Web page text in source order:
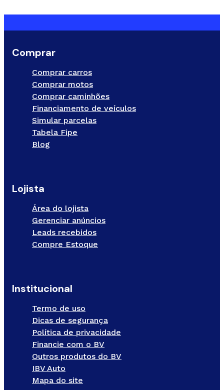
Comprar
Comprar carros
Comprar motos
Comprar caminhões
Financiamento de veículos
Simular parcelas
Tabela Fipe
Blog
Lojista
Área do lojista
Gerenciar anúncios
Leads recebidos
Compre Estoque
Institucional
Termo de uso
Dicas de segurança
Política de privacidade
Financie com o BV
Outros produtos do BV
IBV Auto
Mapa do site